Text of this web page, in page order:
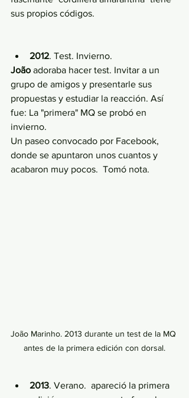
sus propios códigos.
2012. Test. Invierno.
João adoraba hacer test. Invitar a un
grupo de amigos y presentarle sus
propuestas y estudiar la reacción. Así
fue: La "primera" MQ se probó en
invierno.
Un paseo convocado por Facebook,
donde se apuntaron unos cuantos y
acabaron muy pocos.  Tomó nota.
João Marinho. 2013 durante un test de la MQ
antes de la primera edición con dorsal.
2013. Verano. apareció la primera